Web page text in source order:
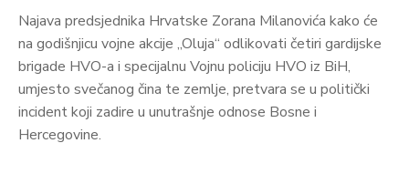
Najava predsjednika Hrvatske Zorana Milanovića kako će
na godišnjicu vojne akcije „Oluja“ odlikovati četiri gardijske
brigade HVO-a i specijalnu Vojnu policiju HVO iz BiH,
umjesto svečanog čina te zemlje, pretvara se u politički
incident koji zadire u unutrašnje odnose Bosne i
Hercegovine.